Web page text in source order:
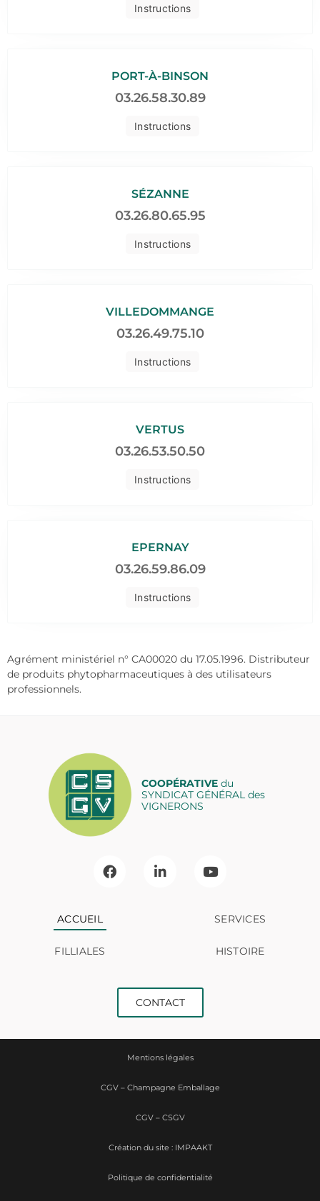
Instructions
Instructions
PORT-À-BINSON
03.26.58.30.89
Instructions
SÉZANNE
03.26.80.65.95
Instructions
VILLEDOMMANGE
03.26.49.75.10
Instructions
VERTUS
03.26.53.50.50
Instructions
EPERNAY
03.26.59.86.09
Agrément ministériel n° CA00020 du 17.05.1996. Distributeur
de produits phytopharmaceutiques à des utilisateurs
professionnels.
COOPÉRATIVEdu
SYNDICAT GÉNÉRAL des
VIGNERONS
ACCUEIL SERVICES
FILLIALES HISTOIRE
CONTACT
Mentions légales
CGV – Champagne Emballage
CGV – CSGV
Politique de confidentialité
Création du site : IMPAAKT